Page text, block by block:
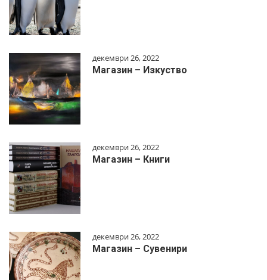
декември 26, 2022
Магазин – Изкуство
декември 26, 2022
Магазин – Книги
декември 26, 2022
Магазин – Сувенири